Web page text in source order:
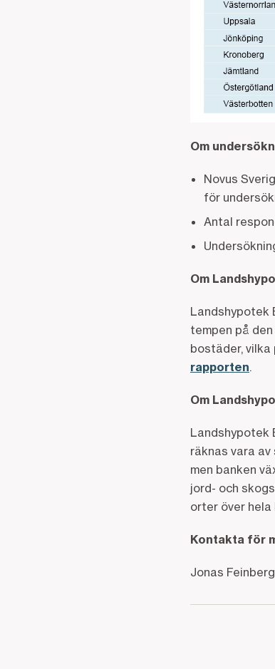
Om
Novus
för
Antal
Om
Landshypotek
tempen på
bostäder,
rapporten.
Om
Landshypotek
räknas vara
men banken
jord- och
orter över hela
Kontakta för
Jonas